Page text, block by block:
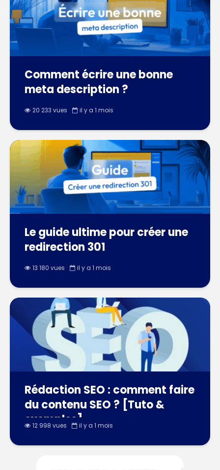
Comment écrire une bonne
meta description ?
20 233 vues il y a 1 mois
Le guide ultime pour créer une
redirection 301
13 180 vues il y a 1 mois
Rédaction SEO : comment faire
du contenu SEO ? [Tuto &
exemples]
12 998 vues il y a 1 mois